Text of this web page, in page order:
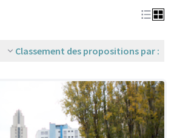
Classement des propositions par :